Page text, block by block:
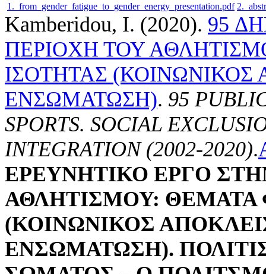
1._from_gender_fatigue_to_gender_energy_presentation.pdf
Kamberidou, I. (2020). 95
ΠΕΡΙΟΧΗ ΤΟΥ
ΙΣΟΤΗΤΑΣ
ΕΝΣΩΜΑΤΩΣΗ). 95
SPORTS. SOCIAL
INTEGRATION (2002-2020).
ΕΡΕΥΝΗΤΙΚΟ ΕΡΓΟ
ΑΘΛΗΤΙΣΜΟΥ: ΘΕΜΑΤΑ
(ΚΟΙΝΩΝΙΚΟΣ
ΕΝΣΩΜΑΤΩΣΗ).